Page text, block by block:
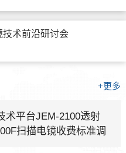
术前沿研讨会
+更多
术平台JEM-2100透射
扫描电镜收费标准调